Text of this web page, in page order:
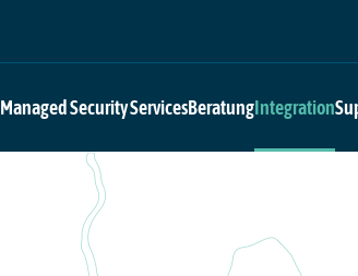
Managed Security ServicesBeratungIntegration